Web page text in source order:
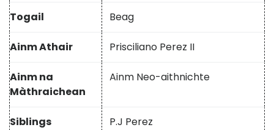
Togail Beag
Ainm Athair Prisciliano Perez II
Ainm na
Màthraichean
Ainm Neo-aithnichte
Siblings P.J Perez